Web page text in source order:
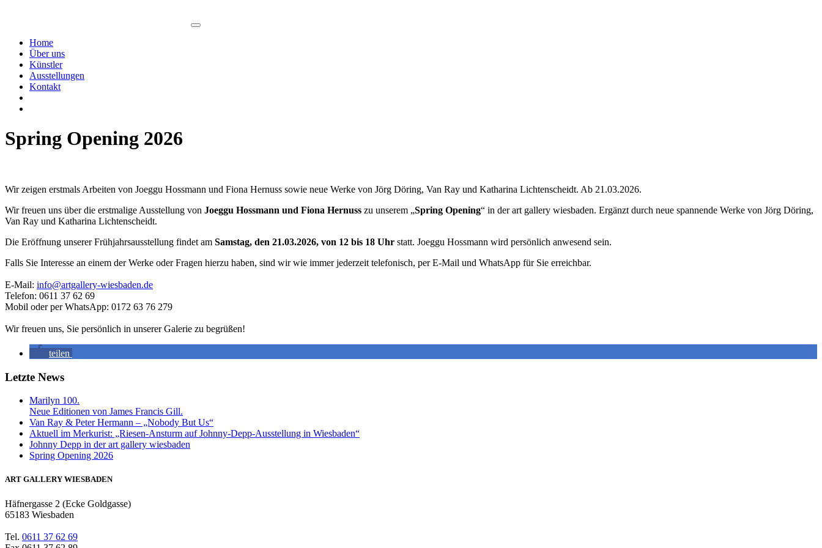
Home
Über uns
Künstler
Ausstellungen
Kontakt
Spring Opening 2026
Wir zeigen erstmals Arbeiten von Joeggu Hossmann und Fiona Hernuss sowie neue Werke von Jörg Döring, Van Ray und Katharina Lichtenscheidt. Ab 21.03.2026.
Wir freuen uns über die erstmalige Ausstellung von Joeggu Hossmann und Fiona Hernuss zu unserem „Spring Opening“ in der art gallery wiesbaden. Ergänzt durch neue spannende Werke von Jörg Döring,
Van Ray und Katharina Lichtenscheidt.
Die Eröffnung unserer Frühjahrsausstellung findet am Samstag, den 21.03.2026, von 12 bis 18 Uhr statt. Joeggu Hossmann wird persönlich anwesend sein.
Falls Sie Interesse an einem der Werke oder Fragen hierzu haben, sind wir wie immer jederzeit telefonisch, per E-Mail und WhatsApp für Sie erreichbar.
E-Mail: info@artgallery-wiesbaden.de
Telefon: 0611 37 62 69
Mobil oder per WhatsApp: 0172 63 76 279
Wir freuen uns, Sie persönlich in unserer Galerie zu begrüßen!
teilen
Letzte News
Marilyn 100.
Neue Editionen von James Francis Gill.
Van Ray & Peter Hermann – „Nobody But Us“
Aktuell im Merkurist: „Riesen-Ansturm auf Johnny-Depp-Ausstellung in Wiesbaden“
Johnny Depp in der art gallery wiesbaden
Spring Opening 2026
ART GALLERY WIESBADEN
Häfnergasse 2 (Ecke Goldgasse)
65183 Wiesbaden
Tel. 0611 37 62 69